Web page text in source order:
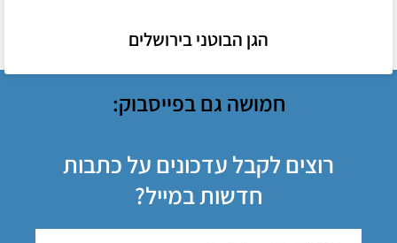
הגן הבוטני בירושלים
חמושה גם בפייסבוק:
רוצים לקבל עדכונים על כתבות
חדשות במייל?